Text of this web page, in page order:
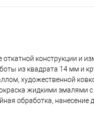
конструкции и
из квадрата 14 мм и
художественной
жидкими
обработка,